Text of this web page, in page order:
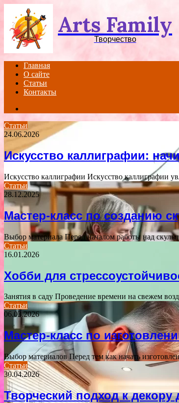
Arts Family
Творчество
Главная
О сайте
Статьи
Контакты
Статьи
24.06.2026
Искусство каллиграфии:
Искусство каллиграфии Искусство каллиграфии
Статьи
28.12.2025
Мастер-класс по созданию
Выбор материала Перед началом работы над
Статьи
16.01.2026
Хобби для
Занятия в саду Проведение времени на свежем
Статьи
06.03.2026
Мастер-класс по
Выбор материалов Перед тем как начать
Статьи
30.04.2026
Творческий подход к декору